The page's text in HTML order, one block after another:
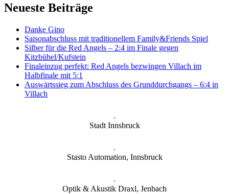
Neueste Beiträge
Danke Gino
Saisonabschluss mit traditionellem Family&Friends Spiel
Silber für die Red Angels – 2:4 im Finale gegen
Kitzbühel/Kufstein
Finaleinzug perfekt: Red Angels bezwingen Villach im
Halbfinale mit 5:1
Auswärtssieg zum Abschluss des Grunddurchgangs – 6:4 in
Villach
Stadt Innsbruck
Stasto Automation, Innsbruck
Optik & Akustik Draxl, Jenbach